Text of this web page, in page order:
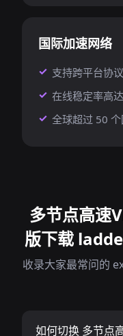
国际加速网络
支持跨平台协
在线稳定率高
全球超过 50
多节点高速
版下载
收录大家最常问的
如何切换 多节点